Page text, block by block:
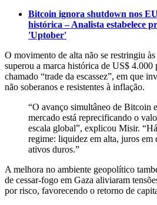
Bitcoin ignora shutdown nos
histórica – Analista estabelece
'Uptober'
O movimento de alta não se restringiu
superou a marca histórica de US$
chamado “trade da escassez”, em que
não soberanos e resistentes à inflação.
“O avanço simultâneo de Bitcoin
mercado está reprecificando o
escala global”, explicou Misir.
regime: liquidez em alta, juros em
ativos duros.”
A melhora no ambiente geopolítico
de cessar-fogo em Gaza aliviaram
por risco, favorecendo o retorno de